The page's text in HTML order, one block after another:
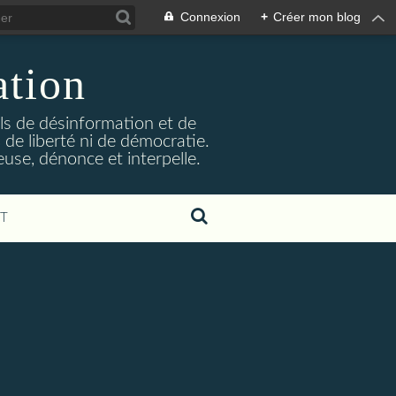
Connexion + Créer mon blog
de désinformation et de
liberté ni de démocratie.
dénonce et interpelle.